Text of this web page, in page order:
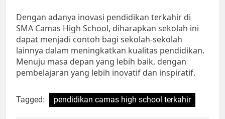
Dengan adanya inovasi pendidikan terkahir di
SMA Camas High School, diharapkan sekolah ini
dapat menjadi contoh bagi sekolah-sekolah
lainnya dalam meningkatkan kualitas pendidikan.
Menuju masa depan yang lebih baik, dengan
pembelajaran yang lebih inovatif dan inspiratif.
Tagged: pendidikan camas high school terkahir